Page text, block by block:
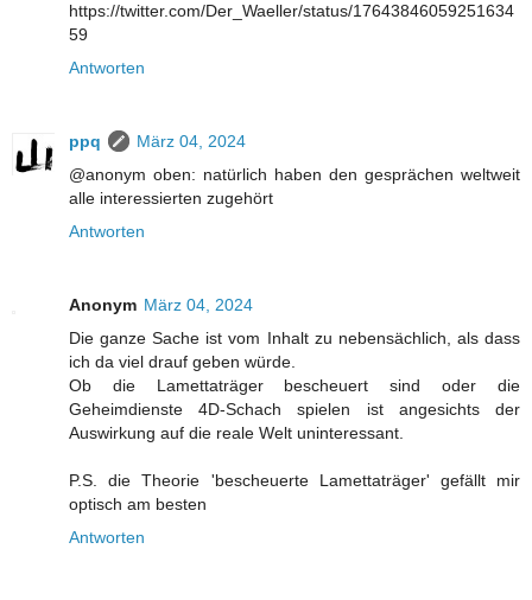
https://twitter.com/Der_Waeller/status/17643846059251634
59
Antworten
ppq
März 04, 2024
@anonym oben: natürlich haben den gesprächen weltweit
alle interessierten zugehört
Antworten
Anonym März 04, 2024
Die ganze Sache ist vom Inhalt zu nebensächlich, als dass
ich da viel drauf geben würde.
Ob die Lamettaträger bescheuert sind oder die
Geheimdienste 4D-Schach spielen ist angesichts der
Auswirkung auf die reale Welt uninteressant.
P.S. die Theorie 'bescheuerte Lamettaträger' gefällt mir
optisch am besten
Antworten